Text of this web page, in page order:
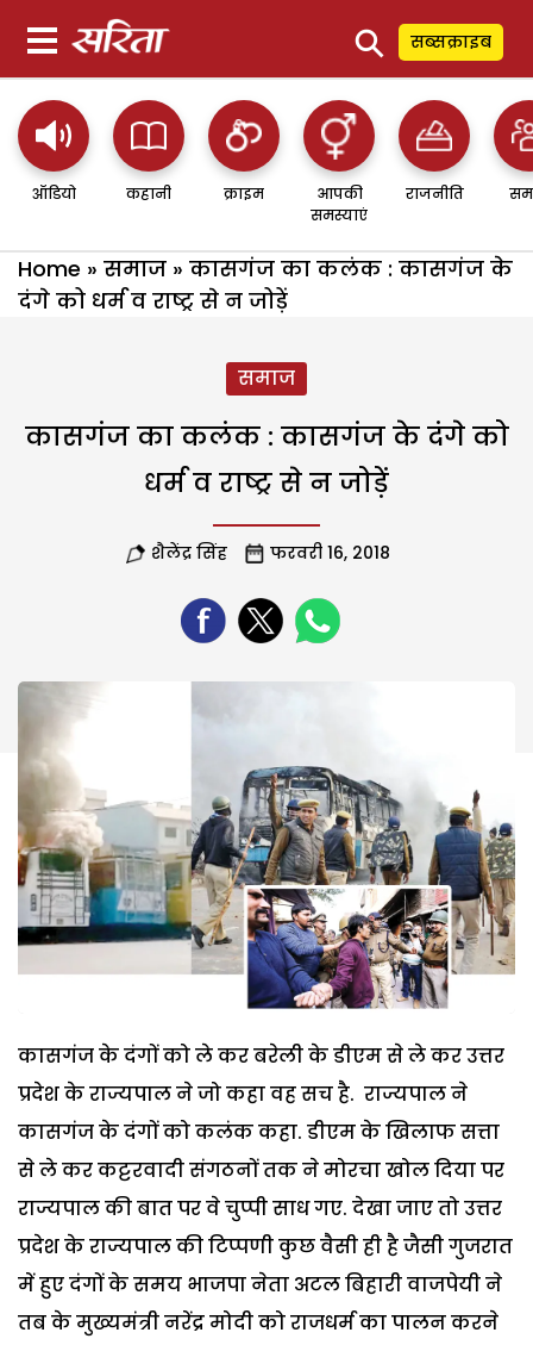
⚲ सब्सक्राइब
ऑडियो कहानी क्राइम
आपकी
समस्याएं
राजनीति
Home » समाज » कासगंज का कलंक : कासगंज के
दंगे को धर्म व राष्ट्र से न जोड़ें
समाज
कासगंज का कलंक : कासगंज के दंगे को
धर्म व राष्ट्र से न जोड़ें
शैलेंद्र सिंह फरवरी 16, 2018
कासगंज के दंगों को ले कर बरेली के डीएम से ले कर उत्तर
प्रदेश के राज्यपाल ने जो कहा वह सच है. राज्यपाल ने
कासगंज के दंगों को कलंक कहा. डीएम के खिलाफ सत्ता
से ले कर कट्टरवादी संगठनों तक ने मोरचा खोल दिया पर
राज्यपाल की बात पर वे चुप्पी साध गए. देखा जाए तो उत्तर
प्रदेश के राज्यपाल की टिप्पणी कुछ वैसी ही है जैसी गुजरात
में हुए दंगों के समय भाजपा नेता अटल बिहारी वाजपेयी ने
तब के मुख्यमंत्री नरेंद्र मोदी को राजधर्म का पालन करने